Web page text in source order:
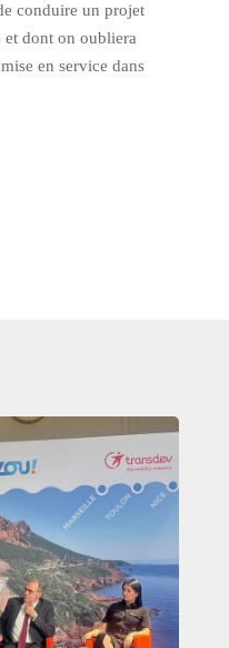
conduire un projet
et dont on oubliera
en service dans